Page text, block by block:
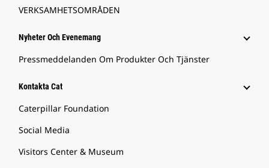
VERKSAMHETSOMRÅDEN
Nyheter Och Evenemang
Pressmeddelanden Om Produkter Och Tjänster
Kontakta Cat
Caterpillar Foundation
Social Media
Visitors Center & Museum